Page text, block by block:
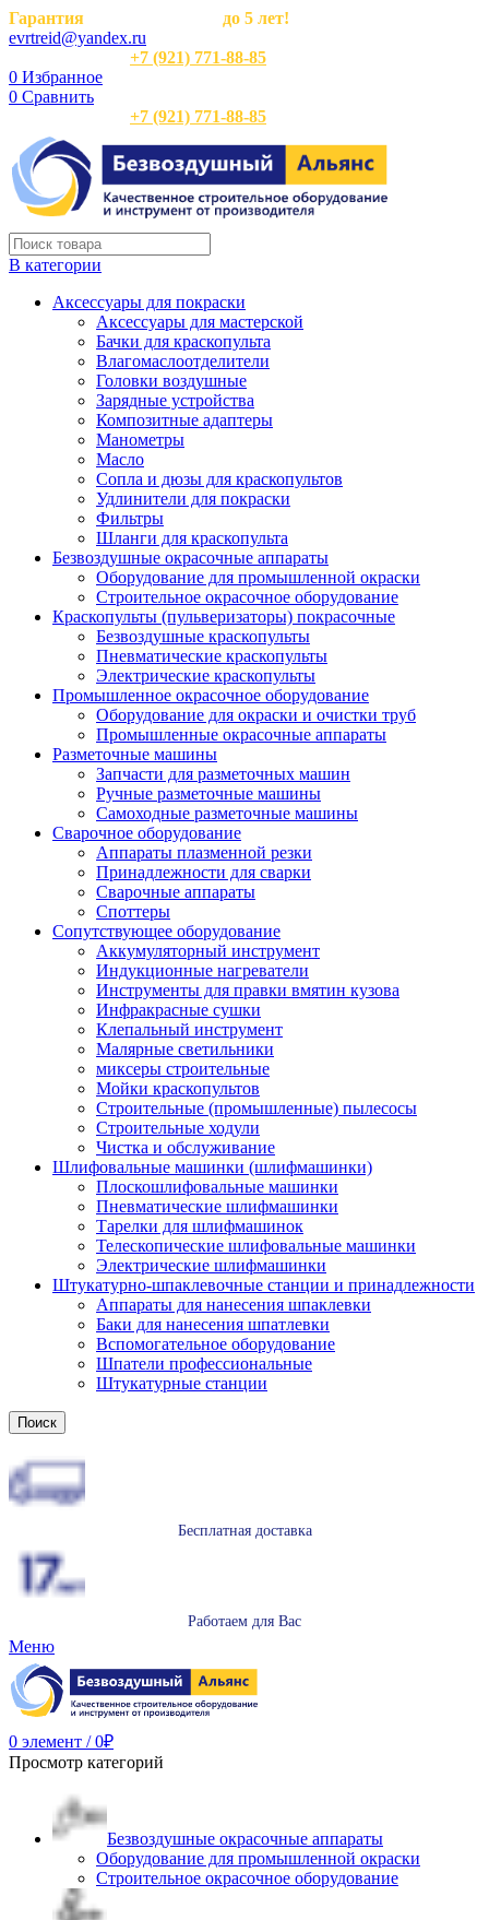
Гарантия
до 5 лет!
evrtreid@yandex.ru
+7 (921) 771-88-85
0 Избранное
0 Сравнить
+7 (921) 771-88-85
В категории
Аксессуары для покраски
Аксессуары для мастерской
Бачки для краскопульта
Влагомаслоотделители
Головки воздушные
Зарядные устройства
Композитные адаптеры
Манометры
Масло
Сопла и дюзы для краскопультов
Удлинители для покраски
Фильтры
Шланги для краскопульта
Безвоздушные окрасочные аппараты
Оборудование для промышленной окраски
Строительное окрасочное оборудование
Краскопульты (пульверизаторы) покрасочные
Безвоздушные краскопульты
Пневматические краскопульты
Электрические краскопульты
Промышленное окрасочное оборудование
Оборудование для окраски и очистки труб
Промышленные окрасочные аппараты
Разметочные машины
Запчасти для разметочных машин
Ручные разметочные машины
Самоходные разметочные машины
Сварочное оборудование
Аппараты плазменной резки
Принадлежности для сварки
Сварочные аппараты
Споттеры
Сопутствующее оборудование
Аккумуляторный инструмент
Индукционные нагреватели
Инструменты для правки вмятин кузова
Инфракрасные сушки
Клепальный инструмент
Малярные светильники
миксеры строительные
Мойки краскопультов
Строительные (промышленные) пылесосы
Строительные ходули
Чистка и обслуживание
Шлифовальные машинки (шлифмашинки)
Плоскошлифовальные машинки
Пневматические шлифмашинки
Тарелки для шлифмашинок
Телескопические шлифовальные машинки
Электрические шлифмашинки
Штукатурно-шпаклевочные станции и принадлежности
Аппараты для нанесения шпаклевки
Баки для нанесения шпатлевки
Вспомогательное оборудование
Шпатели профессиональные
Штукатурные станции
Поиск
Бесплатная доставка
Работаем для Вас
Меню
0 элемент / 0₽
Просмотр категорий
Безвоздушные окрасочные аппараты
Оборудование для промышленной окраски
Строительное окрасочное оборудование